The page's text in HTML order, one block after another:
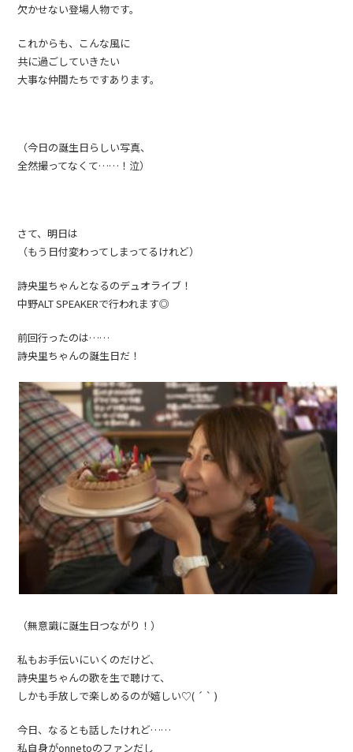
欠かせない登場人物です。
これからも、こんな風に
共に過ごしていきたい
大事な仲間たちですあります。
（今日の誕生日らしい写真、
全然撮ってなくて……！泣）
さて、明日は
（もう日付変わってしまってるけれど）
詩央里ちゃんとなるのデュオライブ！
中野ALT SPEAKERで行われます◎
前回行ったのは……
詩央里ちゃんの誕生日だ！
（無意識に誕生日つながり！）
私もお手伝いにいくのだけど、
詩央里ちゃんの歌を生で聴けて、
しかも手放しで楽しめるのが嬉しい♡︎( ´ ` )
今日、なるとも話したけれど……
私自身がonnetoのファンだし